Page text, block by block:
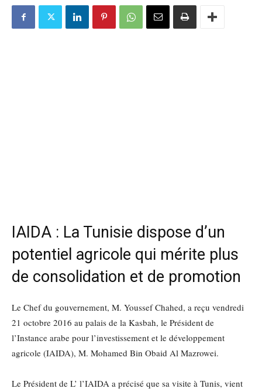
IAIDA : La Tunisie dispose d’un
potentiel agricole qui mérite plus
de consolidation et de promotion
Le Chef du gouvernement, M. Youssef Chahed, a reçu vendredi
21 octobre 2016 au palais de la Kasbah, le Président de
l’Instance arabe pour l’investissement et le développement
agricole (IAIDA), M. Mohamed Bin Obaid Al Mazrowei.
Le Président de L’ l’IAIDA a précisé que sa visite à Tunis, vient